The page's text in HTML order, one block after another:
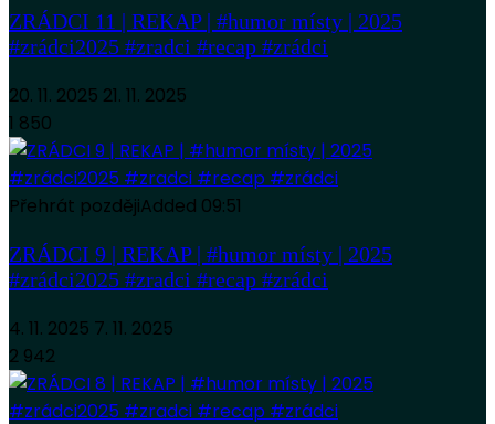
ZRÁDCI 11 | REKAP | #humor místy | 2025
#zrádci2025 #zradci #recap #zrádci
20. 11. 2025 21. 11. 2025
1 850
Přehrát pozdějiAdded 09:51
ZRÁDCI 9 | REKAP | #humor místy | 2025
#zrádci2025 #zradci #recap #zrádci
4. 11. 2025 7. 11. 2025
2 942